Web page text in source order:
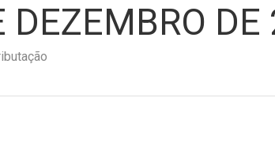
DEZEMBRO